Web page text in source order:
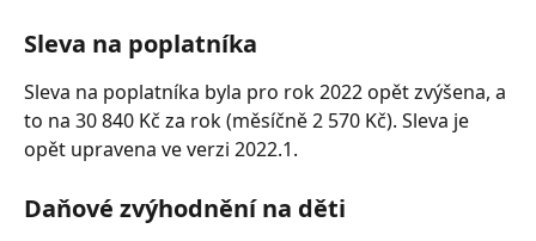
Sleva na poplatníka
Sleva na poplatníka byla pro rok 2022 opět zvýšena, a
to na 30 840 Kč za rok (měsíčně 2 570 Kč). Sleva je
opět upravena ve verzi 2022.1.
Daňové zvýhodnění na děti